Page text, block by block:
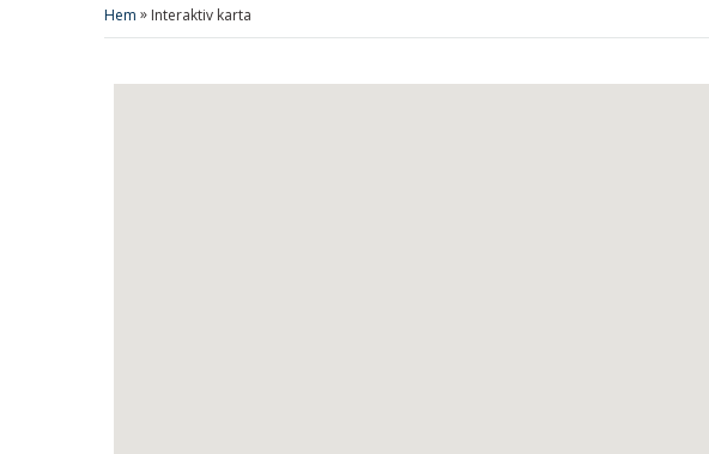
Hem » Interaktiv karta